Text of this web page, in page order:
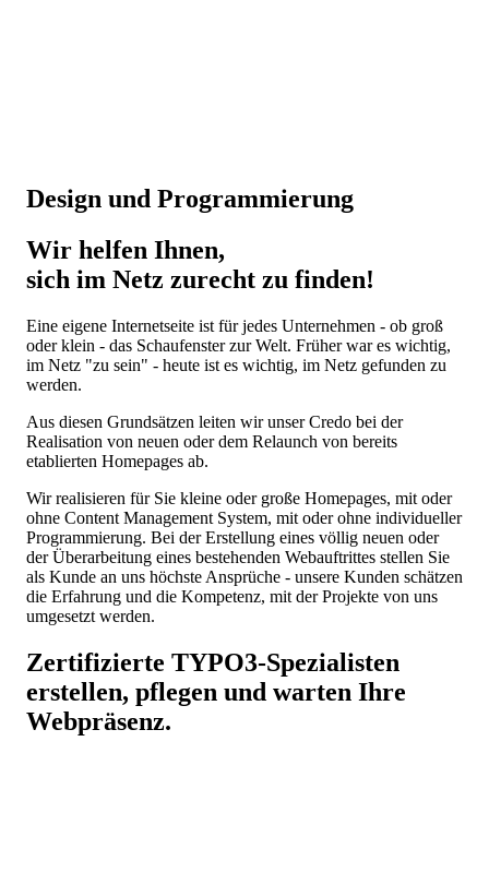
Design und Programmierung
Wir helfen Ihnen,
sich im Netz zurecht zu finden!
Eine eigene Internetseite ist für jedes Unternehmen - ob groß
oder klein - das Schaufenster zur Welt. Früher war es wichtig,
im Netz "zu sein" - heute ist es wichtig, im Netz gefunden zu
werden.
Aus diesen Grundsätzen leiten wir unser Credo bei der
Realisation von neuen oder dem Relaunch von bereits
etablierten Homepages ab.
Wir realisieren für Sie kleine oder große Homepages, mit oder
ohne Content Management System, mit oder ohne individueller
Programmierung. Bei der Erstellung eines völlig neuen oder
der Überarbeitung eines bestehenden Webauftrittes stellen Sie
als Kunde an uns höchste Ansprüche - unsere Kunden schätzen
die Erfahrung und die Kompetenz, mit der Projekte von uns
umgesetzt werden.
Zertifizierte TYPO3-Spezialisten
erstellen, pflegen und warten Ihre
Webpräsenz.